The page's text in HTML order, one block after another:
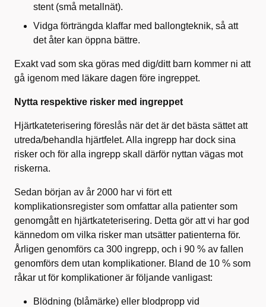
stent (små metallnät).
Vidga förträngda klaffar med ballongteknik, så att
det åter kan öppna bättre.
Exakt vad som ska göras med dig/ditt barn kommer ni att
gå igenom med läkare dagen före ingreppet.
Nytta respektive risker med ingreppet
Hjärtkateterisering föreslås när det är det bästa sättet att
utreda/behandla hjärtfelet. Alla ingrepp har dock sina
risker och för alla ingrepp skall därför nyttan vägas mot
riskerna.
Sedan början av år 2000 har vi fört ett
komplikationsregister som omfattar alla patienter som
genomgått en hjärtkateterisering. Detta gör att vi har god
kännedom om vilka risker man utsätter patienterna för.
Årligen genomförs ca 300 ingrepp, och i 90 % av fallen
genomförs dem utan komplikationer. Bland de 10 % som
råkar ut för komplikationer är följande vanligast:
Blödning (blåmärke) eller blodpropp vid